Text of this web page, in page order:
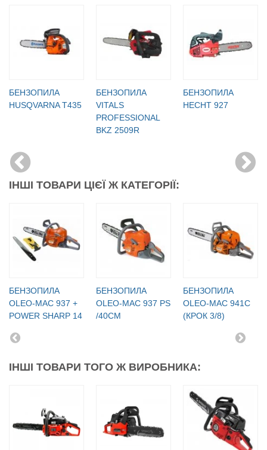
БЕНЗОПИЛА
HUSQVARNA T435
БЕНЗОПИЛА
VITALS
PROFESSIONAL
BKZ 2509R
БЕНЗОПИЛА
HECHT 927
ІНШІ ТОВАРИ ЦІЄЇ Ж КАТЕГОРІЇ:
БЕНЗОПИЛА
OLEO-МАC 937 +
POWER SHARP 14
БЕНЗОПИЛА
OLEO-МАC 937 PS
/40СМ
БЕНЗОПИЛА
OLEO-МАC 941C
(КРОК 3/8)
ІНШІ ТОВАРИ ТОГО Ж ВИРОБНИКА: